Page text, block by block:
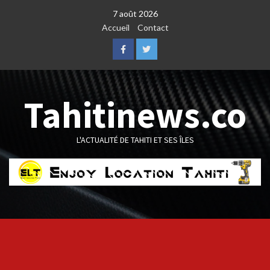
7 août 2026
Accueil
Contact
FacebookTwitter
Tahitinews.co
L'ACTUALITÉ DE TAHITI ET SES ÎLES